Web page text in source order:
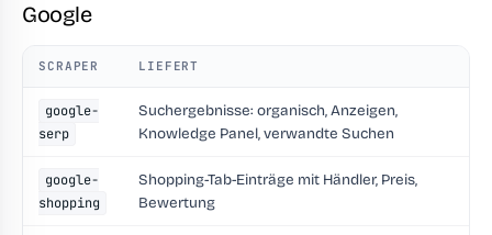
Google
SCRAPER LIEFERT
google-
serp
Suchergebnisse: organisch, Anzeigen,
Knowledge Panel, verwandte Suchen
google-
shopping
Shopping-Tab-Einträge mit Händler, Preis,
Bewertung